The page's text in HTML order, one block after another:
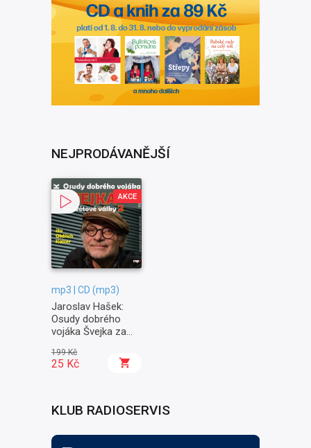
NEJPRODÁVANĚJŠÍ
AKCE
mp3 | CD (mp3)
Jaroslav Hašek:
Osudy dobrého
vojáka Švejka za
Na frontě
199 Kč
25 Kč
KLUB RADIOSERVIS